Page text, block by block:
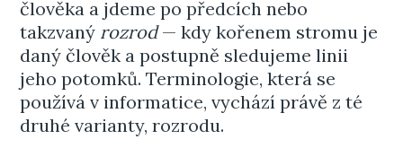
člověka a jdeme po předcích nebo
takzvaný rozrod— kdy kořenem stromu je
daný člověk a postupně sledujeme linii
jeho potomků. Terminologie, která se
používá v informatice, vychází právě z té
druhé varianty, rozrodu.